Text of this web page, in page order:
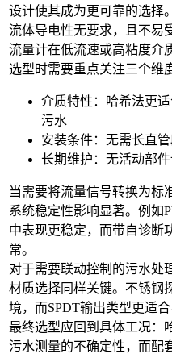
设计使其成为更可靠的选择
流体导电性无要求，且不易
流量计在低流速或高粘度介
选型时需要重点关注三个维
介质特性：哈希法更
污水
安装条件：无需长直
长期维护：无活动部
当需要将流量信号转换为标
系统稳定性影响显著。例如
中表现更稳定，而带自诊断
常。
对于需要联动控制的污水处
材质选择同样关键。不锈钢
境，而SPDT输出类型更适合
最终选型应回到具体工况：
污水测量的不确定性，而配